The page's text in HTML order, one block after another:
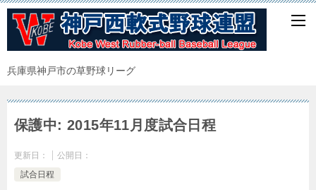
兵庫県神戸市の草野球リーグ
保護中: 2015年11月度試合日程
更新日：
公開日：
試合日程